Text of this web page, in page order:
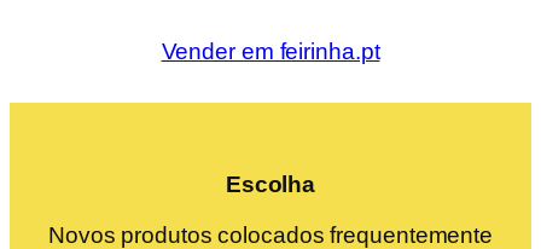
Vender em feirinha.pt
Escolha
Novos produtos colocados frequentemente